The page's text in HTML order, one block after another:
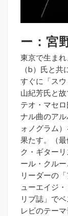
ー：
東京で生ま
（b）氏と
すぐに「ス
山紀芳氏と
テオ・マセ
ナル曲のア
ォノグラム
果たす。（
ク・ギター
ール・クル
リーダーの
ューエイジ
リブ誌」で
レビのテー